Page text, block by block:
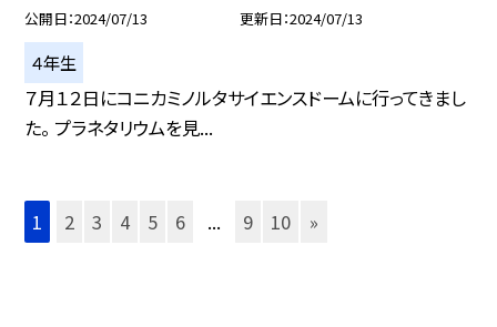
公開日 2024/07/13 更新日 2024/07/13
４年生
７月１２日にコニカミノルタサイエンスドームに行ってきまし
た。 プラネタリウムを見...
1 2 3 4 5 6 ... 9 10 »